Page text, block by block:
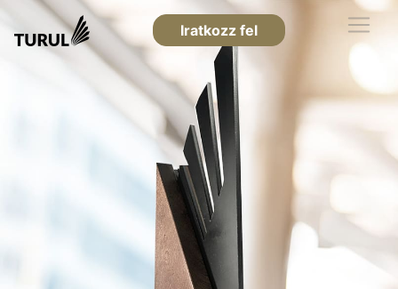
Iratkozz fel